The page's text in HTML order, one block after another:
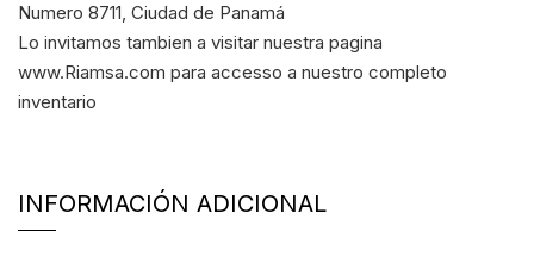
Numero 8711, Ciudad de Panamá
Lo invitamos tambien a visitar nuestra pagina
www.Riamsa.com para accesso a nuestro completo
inventario
INFORMACIÓN ADICIONAL